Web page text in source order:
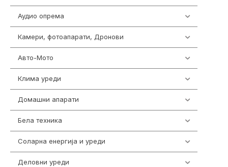
Аудио опрема
Камери, фотоапарати, Дронови
Авто-Мото
Клима уреди
Домашни апарати
Бела техника
Соларна енергија и уреди
Деловни уреди